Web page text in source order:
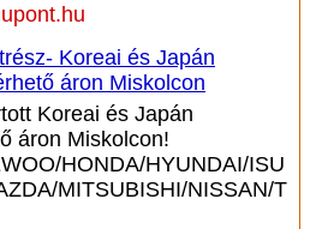
Koreai és Japán
áron Miskolcon
Koreai és Japán
áron Miskolcon!
HONDA/HYUNDAI/ISU
MITSUBISHI/NISSAN/T